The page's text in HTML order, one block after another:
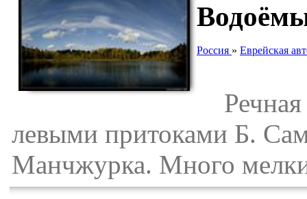
Россия » Еврейская
Речная
левыми притоками Б.
Манчжурка. Много